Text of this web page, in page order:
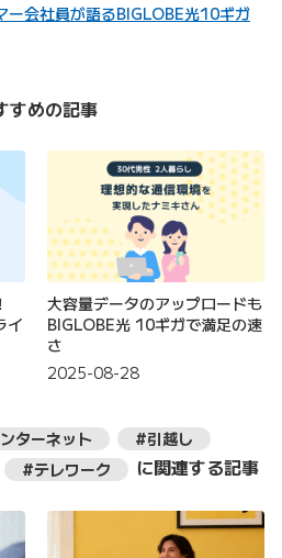
ー会社員が語るBIGLOBE光10ギガ
すめの記事
イ
大容量データのアップロードも
BIGLOBE光 10ギガで満足の速
さ
2025-08-28
ターネット
#引越し
#テレワーク に関連する記事